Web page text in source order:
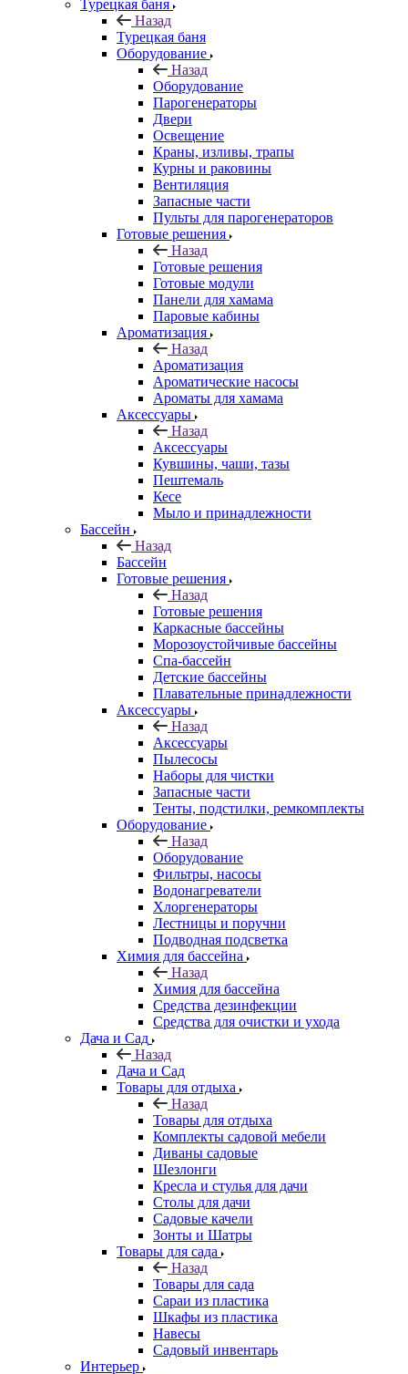
Турецкая баня
Назад
Турецкая баня
Оборудование
Назад
Оборудование
Парогенераторы
Двери
Освещение
Краны, изливы, трапы
Курны и раковины
Вентиляция
Запасные части
Пульты для парогенераторов
Готовые решения
Назад
Готовые решения
Готовые модули
Панели для хамама
Паровые кабины
Ароматизация
Назад
Ароматизация
Ароматические насосы
Ароматы для хамама
Аксессуары
Назад
Аксессуары
Кувшины, чаши, тазы
Пештемаль
Кесе
Мыло и принадлежности
Бассейн
Назад
Бассейн
Готовые решения
Назад
Готовые решения
Каркасные бассейны
Морозоустойчивые бассейны
Спа-бассейн
Детские бассейны
Плавательные принадлежности
Аксессуары
Назад
Аксессуары
Пылесосы
Наборы для чистки
Запасные части
Тенты, подстилки, ремкомплекты
Оборудование
Назад
Оборудование
Фильтры, насосы
Водонагреватели
Хлоргенераторы
Лестницы и поручни
Подводная подсветка
Химия для бассейна
Назад
Химия для бассейна
Средства дезинфекции
Средства для очистки и ухода
Дача и Сад
Назад
Дача и Сад
Товары для отдыха
Назад
Товары для отдыха
Комплекты садовой мебели
Диваны садовые
Шезлонги
Кресла и стулья для дачи
Столы для дачи
Садовые качели
Зонты и Шатры
Товары для сада
Назад
Товары для сада
Сараи из пластика
Шкафы из пластика
Навесы
Садовый инвентарь
Интерьер